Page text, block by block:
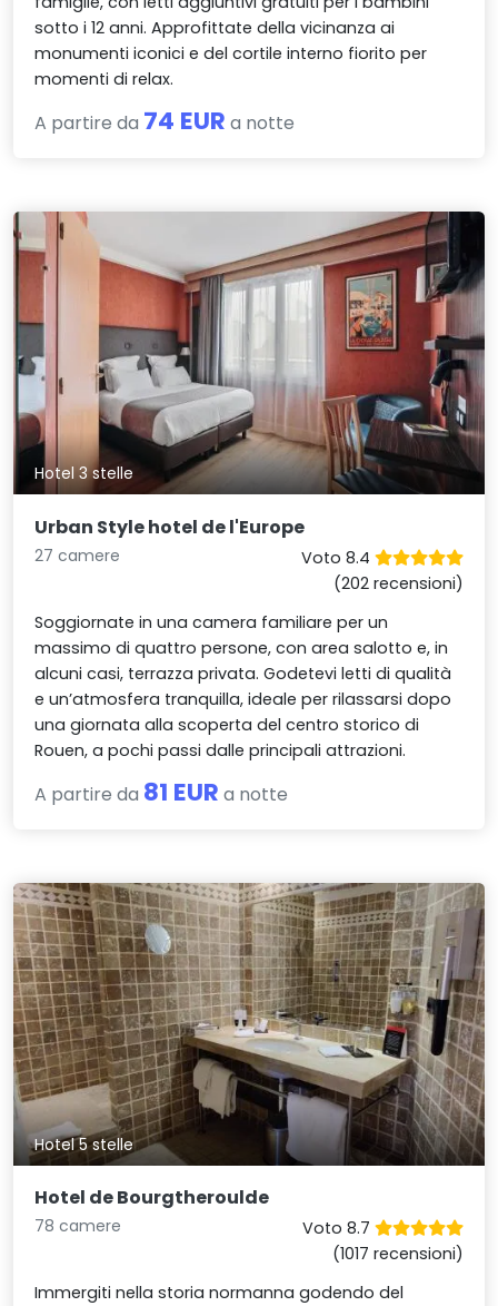
sotto i 12 anni. Approfittate della vicinanza ai
monumenti iconici e del cortile interno fiorito per
momenti di relax.
A partire da 74 EUR a notte
Hotel 3 stelle
Urban Style hotel de l'Europe
27 camere
Voto 8.4
(202 recensioni)
Soggiornate in una camera familiare per un
massimo di quattro persone, con area salotto e, in
alcuni casi, terrazza privata. Godetevi letti di qualità
e un’atmosfera tranquilla, ideale per rilassarsi dopo
una giornata alla scoperta del centro storico di
Rouen, a pochi passi dalle principali attrazioni.
A partire da 81 EUR a notte
Hotel 5 stelle
Hotel de Bourgtheroulde
78 camere
Voto 8.7
(1017 recensioni)
Immergiti nella storia normanna godendo del